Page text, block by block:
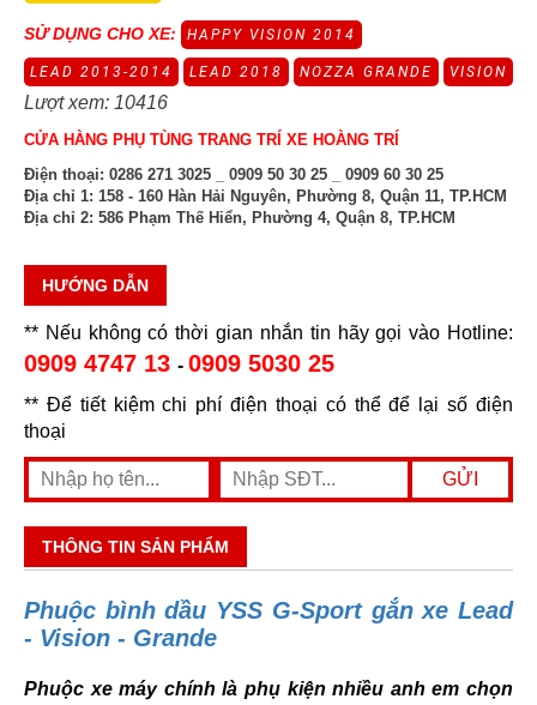
SỬ DỤNG CHO XE: HAPPY VISION 2014
LEAD 2013-2014 LEAD 2018 NOZZA GRANDE VISION
Lượt xem: 10416
CỬA HÀNG PHỤ TÙNG TRANG TRÍ XE HOÀNG TRÍ
Điện thoại: 0286 271 3025 _ 0909 50 30 25 _ 0909 60 30 25
Địa chỉ 1: 158 - 160 Hàn Hải Nguyên, Phường 8, Quận 11, TP.HCM
Địa chỉ 2: 586 Phạm Thế Hiển, Phường 4, Quận 8, TP.HCM
HƯỚNG DẪN
** Nếu không có thời gian nhắn tin hãy gọi vào Hotline:
0909 4747 13 - 0909 5030 25
** Để tiết kiệm chi phí điện thoại có thể để lại số điện
thoại
THÔNG TIN SẢN PHẨM
Phuộc bình dầu YSS G-Sport gắn xe Lead
- Vision - Grande
Phuộc xe máy chính là phụ kiện nhiều anh em chọn